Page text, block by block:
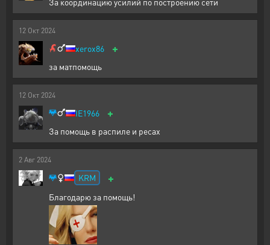
12 Окт 2024
xerox86 +
за матпомощь
12 Окт 2024
IE1966 +
За помощь в распиле и ресах
2 Авг 2024
KRM +
Благодарю за помощь!